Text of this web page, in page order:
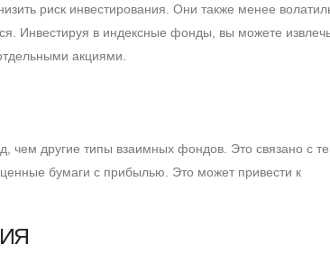
риск инвестирования. Они также менее
Инвестируя в индексные фонды, вы можете
акциями.
другие типы взаимных фондов. Это связано с
бумаги с прибылью. Это может привести к